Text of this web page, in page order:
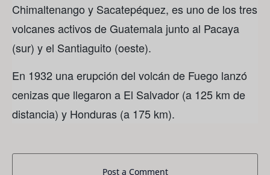
Chimaltenango y Sacatepéquez, es uno de los tres
volcanes activos de Guatemala junto al Pacaya
(sur) y el Santiaguito (oeste).
En 1932 una erupción del volcán de Fuego lanzó
cenizas que llegaron a El Salvador (a 125 km de
distancia) y Honduras (a 175 km).
Post a Comment